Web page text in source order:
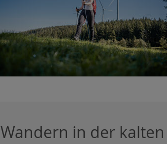
Wandern in der kalten